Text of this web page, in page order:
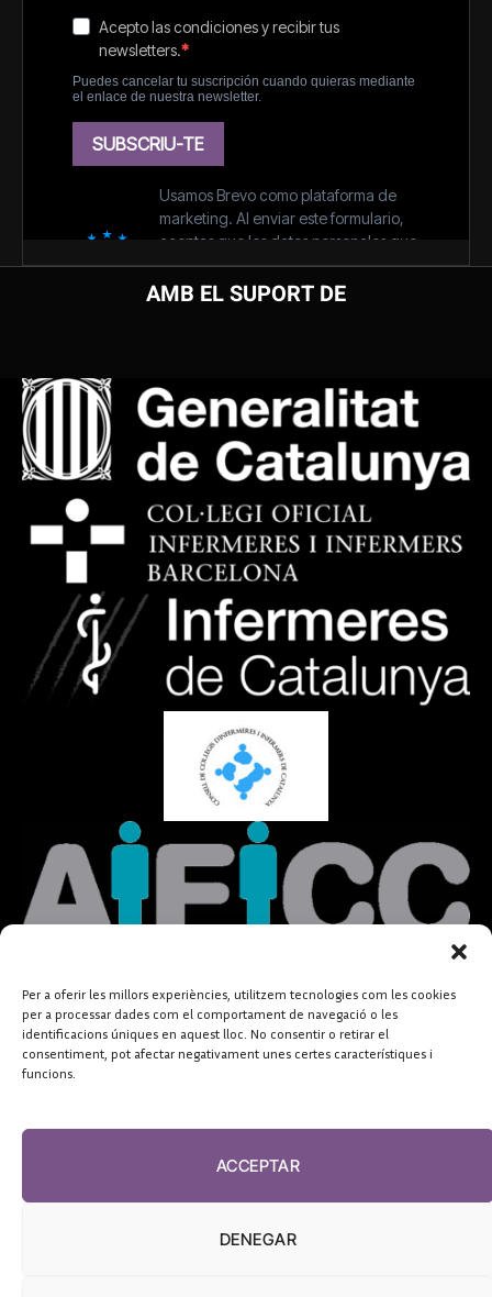
Per a oferir les millors experiències, utilitzem tecnologies com les cookies
per a processar dades com el comportament de navegació o les
identificacions úniques en aquest lloc. No consentir o retirar el
consentiment, pot afectar negativament unes certes característiques i
funcions.
ACCEPTAR
DENEGAR
AMB EL SUPORT DE